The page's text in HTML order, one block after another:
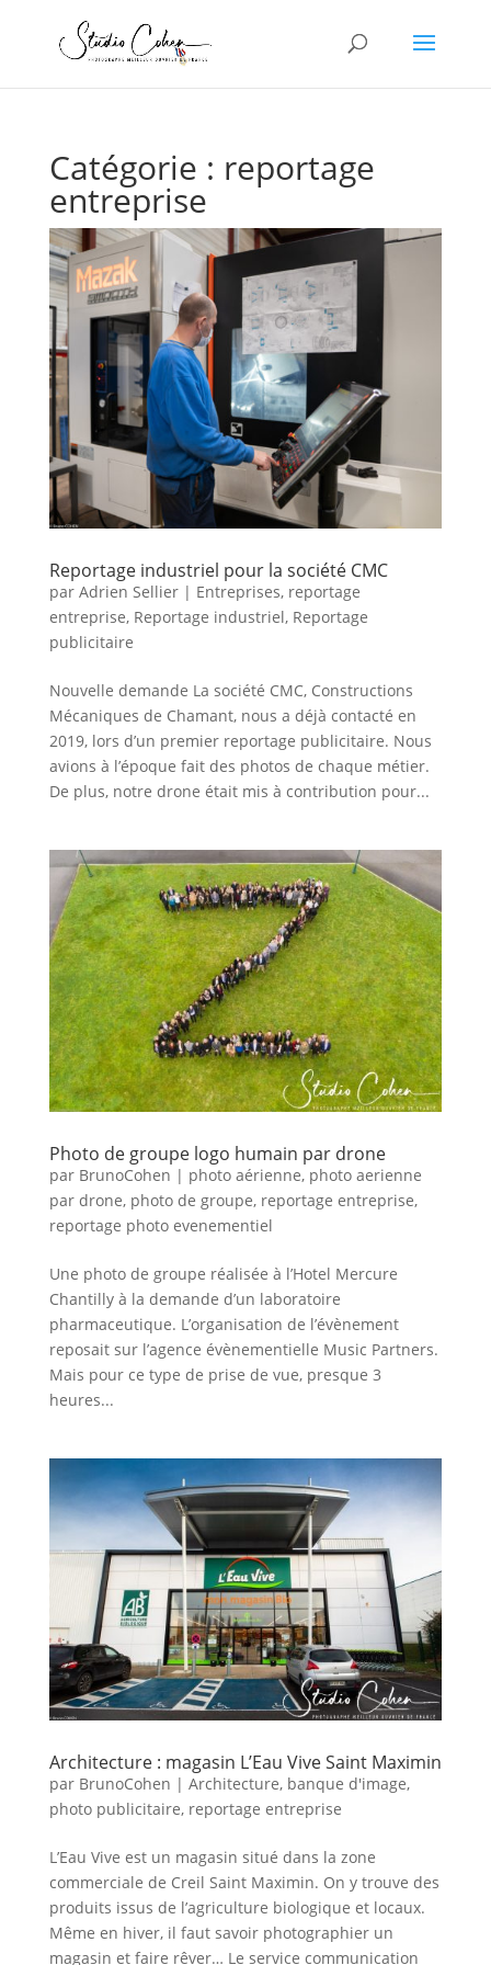
Catégorie : reportage
entreprise
Reportage industriel pour la société CMC
par Adrien Sellier| Entreprises, reportage
entreprise, Reportage industriel, Reportage
publicitaire
Nouvelle demande La société CMC, Constructions
Mécaniques de Chamant, nous a déjà contacté en
2019, lors d’un premier reportage publicitaire. Nous
avions à l’époque fait des photos de chaque métier.
De plus, notre drone était mis à contribution pour...
Photo de groupe logo humain par drone
par BrunoCohen | photo aérienne, photo aerienne
par drone, photo de groupe, reportage entreprise,
reportage photo evenementiel
Une photo de groupe réalisée à l’Hotel Mercure
Chantilly à la demande d’un laboratoire
pharmaceutique. L’organisation de l’évènement
reposait sur l’agence évènementielle Music Partners.
Mais pour ce type de prise de vue, presque 3
heures...
Architecture : magasin L’Eau Vive Saint Maximin
par BrunoCohen | Architecture, banque d'image,
photo publicitaire, reportage entreprise
L’Eau Vive est un magasin situé dans la zone
commerciale de Creil Saint Maximin. On y trouve des
produits issus de l’agriculture biologique et locaux.
Même en hiver, il faut savoir photographier un
magasin et faire rêver… Le service communication